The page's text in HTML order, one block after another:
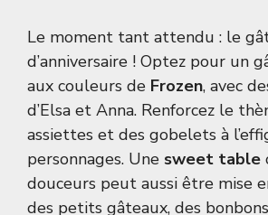
Le moment tant attendu : le
d’anniversaire ! Optez pour un
aux couleurs de Frozen, avec
d’Elsa et Anna. Renforcez le
assiettes et des gobelets à
personnages. Une sweet table
douceurs peut aussi être mise
des petits gâteaux, des